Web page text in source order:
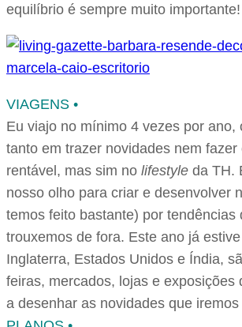
equilíbrio é sempre muito importante!
VIAGENS •
Eu viajo no mínimo 4 vezes por ano,
tanto em trazer novidades nem fazer
rentável, mas sim no lifestyle da TH.
nosso olho para criar e desenvolver
temos feito bastante) por tendências
trouxemos de fora. Este ano já
Inglaterra, Estados Unidos e Índia,
feiras, mercados, lojas e exposições
a desenhar as novidades que